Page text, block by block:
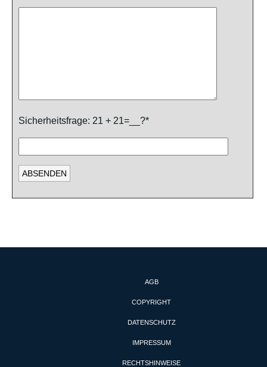
Sicherheitsfrage: 21 + 21=__?*
AGB
COPYRIGHT
DATENSCHUTZ
IMPRESSUM
RECHTSHINWEISE